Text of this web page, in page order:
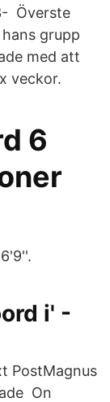
Överste
grupp
med att
veckor.
6
i' -
PostMagnus
On